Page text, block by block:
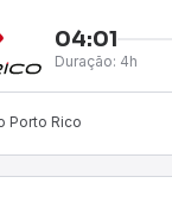
04:01
Duração: 4h
Porto Rico